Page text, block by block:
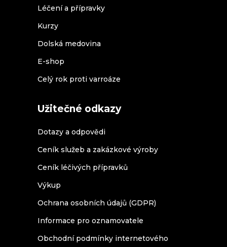
Léčení a přípravky
Kurzy
Dolská medovina
E-shop
Celý rok proti varroáze
Užitečné odkazy
Dotazy a odpovědi
Ceník služeb a zakázkové výroby
Ceník léčivých přípravků
Výkup
Ochrana osobních údajů (GDPR)
Informace pro oznamovatele
Obchodní podmínky internetového